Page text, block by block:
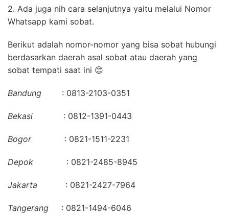
2. Ada juga nih cara selanjutnya yaitu melalui Nomor
Whatsapp kami sobat.
Berikut adalah nomor-nomor yang bisa sobat hubungi
berdasarkan daerah asal sobat atau daerah yang
sobat tempati saat ini 😊
Bandung : 0813-2103-0351
Bekasi : 0812-1391-0443
Bogor : 0821-1511-2231
Depok : 0821-2485-8945
Jakarta : 0821-2427-7964
Tangerang : 0821-1494-6046